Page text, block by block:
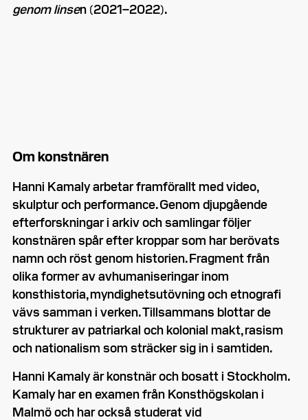
genom linsen (2021–2022).
Om konstnären
Hanni Kamaly arbetar framförallt med video,
skulptur och performance. Genom djupgående
efterforskningar i arkiv och samlingar följer
konstnären spår efter kroppar som har berövats
namn och röst genom historien. Fragment från
olika former av avhumaniseringar inom
konsthistoria, myndighetsutövning och etnografi
vävs samman i verken. Tillsammans blottar de
strukturer av patriarkal och kolonial makt, rasism
och nationalism som sträcker sig in i samtiden.
Hanni Kamaly är konstnär och bosatt i Stockholm.
Kamaly har en examen från Konsthögskolan i
Malmö och har också studerat vid